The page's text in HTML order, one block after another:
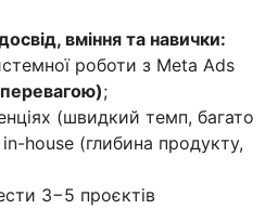
вміння та навички:
роботи з Meta Ads
;
(швидкий темп, багато
in-house (глибина продукту,
3−5 проєктів